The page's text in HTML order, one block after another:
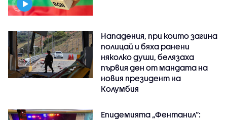
Нападения, при които загина
полицай и бяха ранени
няколко души, белязаха
първия ден от мандата на
новия президент на
Колумбия
Епидемията „Фентанил”: